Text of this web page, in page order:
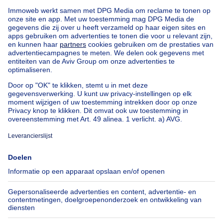
Kopen uw huis in Maasmechelen
Vind andere pandenHuis te koop Limburg
Huis te koop Leut
Huis te koop Meeswijk
Huis te koop Eisden
Huis te koop Vucht
Appartementsblok te koop
Bel-etage te koop
Uitzonderlijk vastgoed te koop
Boerderij te koop
Bungalow te koop
Chalet te koop
Kasteel te koop
Landhuis te koop
Gebouw gemengd gebruik te koop
Andere panden te koop
Manoir te koop
Huis te koop goedkoop in Maasmechelen
Huis te koop Luxemburg
Huis te koop Nederland
Over